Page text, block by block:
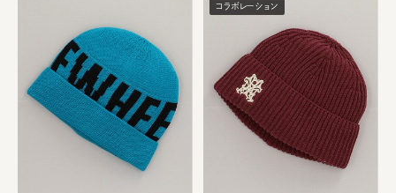
コラボレーション